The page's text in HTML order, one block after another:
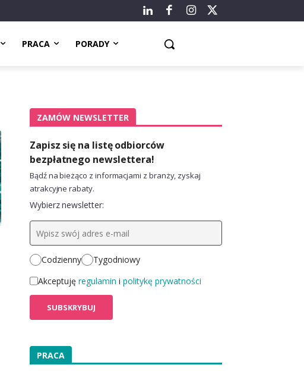
PRACA PORADY
ZAMÓW NEWSLETTER
Zapisz się na listę odbiorców
bezpłatnego newslettera!
Bądź na bieżąco z informacjami z branży, zyskaj
atrakcyjne rabaty.
Wybierz newsletter:
Codzienny
Tygodniowy
Akceptuję regulamin i politykę prywatności
PRACA